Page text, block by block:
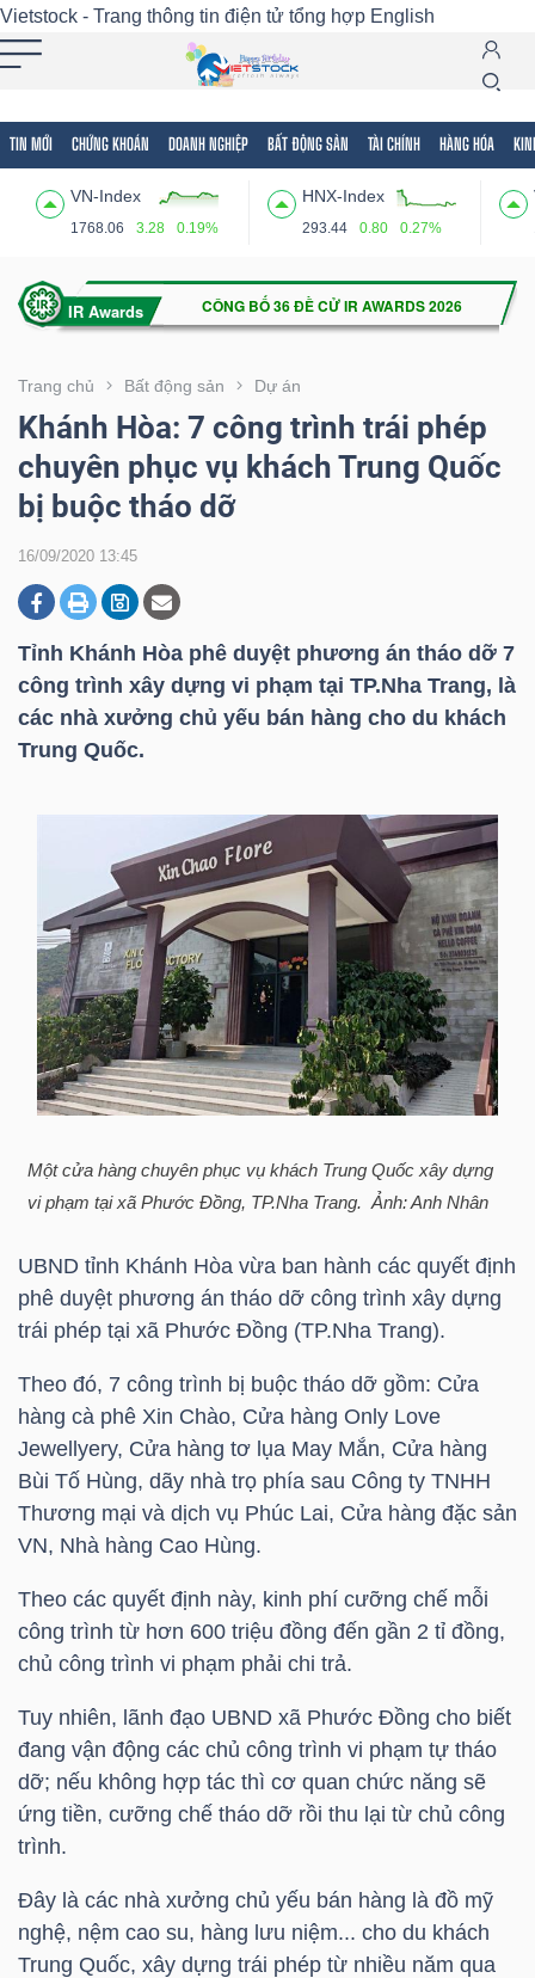
Vietstock - Trang thông tin điện tử tổng hợp English
TIN MỚI CHỨNG KHOÁN DOANH NGHIỆP BẤT ĐỘNG SẢN TÀI CHÍNH HÀNG HÓA
VN-Index
1768.06 3.28 0.19%
HNX-Index
293.44 0.80 0.27%
Trang chủ Bất động sản Dự án
Khánh Hòa: 7 công trình trái phép
chuyên phục vụ khách Trung Quốc
bị buộc tháo dỡ
16/09/2020 13:45
Tỉnh Khánh Hòa phê duyệt phương án tháo dỡ 7
công trình xây dựng vi phạm tại TP.Nha Trang, là
các nhà xưởng chủ yếu bán hàng cho du khách
Trung Quốc.
Một cửa hàng chuyên phục vụ khách Trung Quốc xây dựng
vi phạm tại xã Phước Đồng, TP.Nha Trang. Ảnh: Anh Nhân
UBND tỉnh Khánh Hòa vừa ban hành các quyết định
phê duyệt phương án tháo dỡ công trình xây dựng
trái phép tại xã Phước Đồng (TP.Nha Trang).
Theo đó, 7 công trình bị buộc tháo dỡ gồm: Cửa
hàng cà phê Xin Chào, Cửa hàng Only Love
Jewellyery, Cửa hàng tơ lụa May Mắn, Cửa hàng
Bùi Tố Hùng, dãy nhà trọ phía sau Công ty TNHH
Thương mại và dịch vụ Phúc Lai, Cửa hàng đặc sản
VN, Nhà hàng Cao Hùng.
Theo các quyết định này, kinh phí cưỡng chế mỗi
công trình từ hơn 600 triệu đồng đến gần 2 tỉ đồng,
chủ công trình vi phạm phải chi trả.
Tuy nhiên, lãnh đạo UBND xã Phước Đồng cho biết
đang vận động các chủ công trình vi phạm tự tháo
dỡ; nếu không hợp tác thì cơ quan chức năng sẽ
ứng tiền, cưỡng chế tháo dỡ rồi thu lại từ chủ công
trình.
Đây là các nhà xưởng chủ yếu bán hàng là đồ mỹ
nghệ, nệm cao su, hàng lưu niệm... cho du khách
Trung Quốc, xây dựng trái phép từ nhiều năm qua
Tất cả Tính năng Ngành Mã chứng khoán
Tính
(-)
VIETSTOCK
CHỨNG
KHOÁN
DOANH
NGHIỆP
BẤT
TÀI
CHÍNH
HÀNG
HÓA
TẾ
ĐÔNG
DƯƠNG
TÀI
CÁ
NHÂN
TÍCH
VIETSTOCKFINANCE